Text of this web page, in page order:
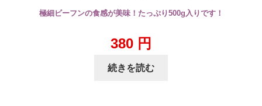
極細ビーフンの食感が美味！たっぷり500g入りです！
380 円
続きを読む